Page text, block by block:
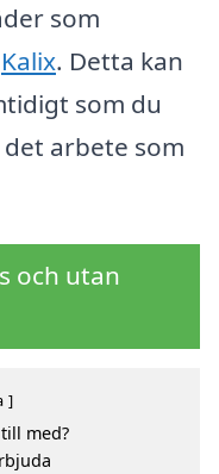
som
Kalix. Detta kan
som du
arbete som
och utan
med?